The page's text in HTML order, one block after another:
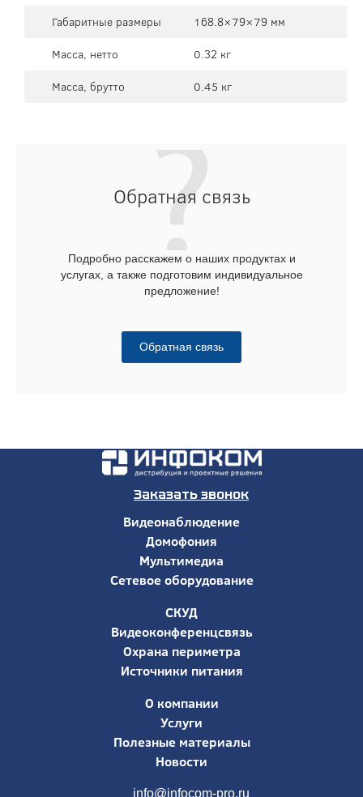
Габаритные размеры
168.8×79×79 мм
Масса, нетто
0.32 кг
Масса, брутто
0.45 кг
Обратная связь
Подробно расскажем о наших продуктах и
услугах, а также подготовим индивидуальное
предложение!
Обратная связь
Заказать звонок
Видеонаблюдение
Домофония
Мультимедиа
Сетевое оборудование
СКУД
Видеоконференцсвязь
Охрана периметра
Источники питания
О компании
Услуги
Полезные материалы
Новости
info@infocom-pro.ru